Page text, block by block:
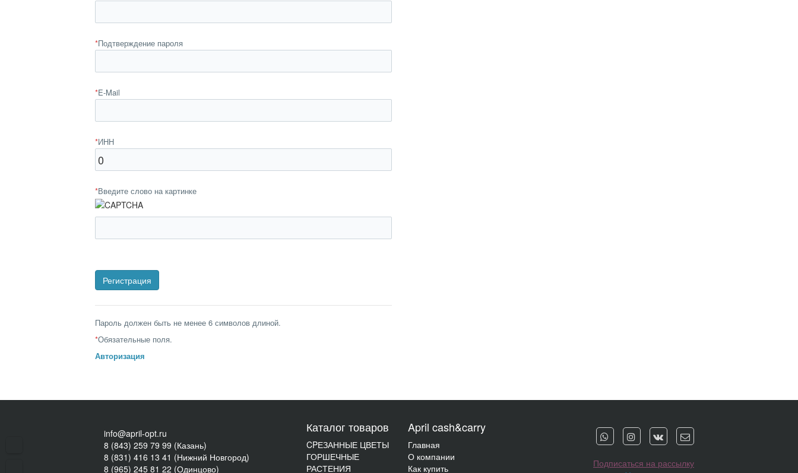
*Подтверждение пароля
*E-Mail
*ИНН
*Введите слово на картинке
Пароль должен быть не менее 6 символов длиной.
*Обязательные поля.
Авторизация
info@april-opt.ru
8 (843) 259 79 99 (Казань)
8 (831) 416 13 41 (Нижний Новгород)
8 (965) 245 81 22 (Одинцово)
Каталог товаров
CPЕЗАННЫЕ ЦВЕТЫ
ГОРШЕЧНЫЕ
РАСТЕНИЯ
April cash&carry
Главная
О компании
Как купить
Подписаться на рассылку